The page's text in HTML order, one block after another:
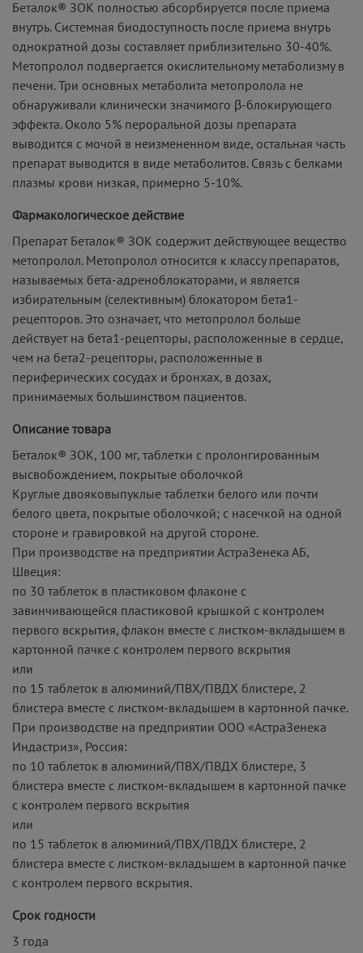
Беталок® ЗОК полностью абсорбируется после приема
внутрь. Системная биодоступность после приема внутрь
однократной дозы составляет приблизительно 30-40%.
Метопролол подвергается окислительному метаболизму в
печени. Три основных метаболита метопролола не
обнаруживали клинически значимого β-блокирующего
эффекта. Около 5% пероральной дозы препарата
выводится с мочой в неизмененном виде, остальная часть
препарат выводится в виде метаболитов. Связь с белками
плазмы крови низкая, примерно 5-10%.
Фармакологическое действие
Препарат Беталок® ЗОК содержит действующее вещество
метопролол. Метопролол относится к классу препаратов,
называемых бета-адреноблокаторами, и является
избирательным (селективным) блокатором бета1-
рецепторов. Это означает, что метопролол больше
действует на бета1-рецепторы, расположенные в сердце,
чем на бета2-рецепторы, расположенные в
периферических сосудах и бронхах, в дозах,
принимаемых большинством пациентов.
Описание товара
Беталок® ЗОК, 100 мг, таблетки с пролонгированным
высвобождением, покрытые оболочкой
Круглые двояковыпуклые таблетки белого или почти
белого цвета, покрытые оболочкой; с насечкой на одной
стороне и гравировкой на другой стороне.
При производстве на предприятии АстраЗенека АБ,
Швеция:
по 30 таблеток в пластиковом флаконе с
завинчивающейся пластиковой крышкой с контролем
первого вскрытия, флакон вместе с листком-вкладышем в
картонной пачке с контролем первого вскрытия
или
по 15 таблеток в алюминий/ПВХ/ПВДХ блистере, 2
блистера вместе с листком-вкладышем в картонной пачке.
При производстве на предприятии ООО «АстраЗенека
Индастриз», Россия:
по 10 таблеток в алюминий/ПВХ/ПВДХ блистере, 3
блистера вместе с листком-вкладышем в картонной пачке
с контролем первого вскрытия
или
по 15 таблеток в алюминий/ПВХ/ПВДХ блистере, 2
блистера вместе с листком-вкладышем в картонной пачке
с контролем первого вскрытия.
Срок годности
3 года